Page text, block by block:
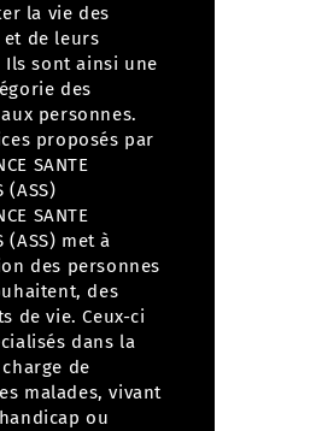
la vie des
et de leurs
Ils sont ainsi une
des
personnes.
proposés par
SANTE
(ASS)
SANTE
(ASS) met à
des personnes
des
de vie. Ceux-ci
dans la
de
malades, vivant
ou